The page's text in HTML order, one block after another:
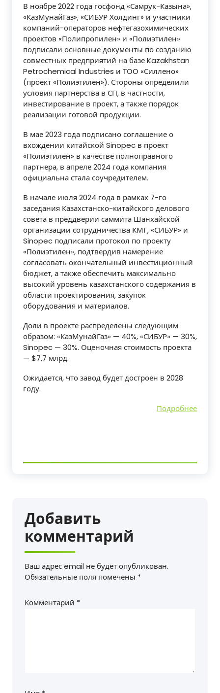
В ноябре 2022 года госфонд «Самрук-Казына»,
«КазМунайГаз», «СИБУР Холдинг» и участники
компаний-операторов нефтегазохимических
проектов «Полипропилен» и «Полиэтилен»
подписали основные документы по созданию
совместных предприятий на базе Kazakhstan
Petrochemical Industries и ТОО «Силлено»
(проект «Полиэтилен»). Стороны определили
условия партнерства в СП, в частности,
инвестирование в проект, а также порядок
реализации готовой продукции.
В мае 2023 года подписано соглашение о
вхождении китайской Sinopec в проект
«Полиэтилен» в качестве полноправного
партнера, в апреле 2024 года компания
официальна стала соучредителем.
В начале июля 2024 года в рамках 7-го
заседания Казахстанско-китайского делового
совета в преддверии саммита Шанхайской
организации сотрудничества КМГ, «СИБУР» и
Sinopec подписали протокол по проекту
«Полиэтилен», подтвердив намерение
согласовать окончательный инвестиционный
бюджет, а также обеспечить максимально
высокий уровень казахстанского содержания в
области проектирования, закупок
оборудования и материалов.
Доли в проекте распределены следующим
образом: «КазМунайГаз» — 40%, «СИБУР» — 30%,
Sinopec — 30%. Оценочная стоимость проекта
— $7,7 млрд.
Ожидается, что завод будет достроен в 2028
году.
Подробнее
Добавить
комментарий
Ваш адрес email не будет опубликован.
Обязательные поля помечены *
Комментарий *